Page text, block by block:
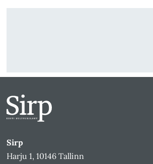
Sirp
Harju 1, 10146 Tallinn